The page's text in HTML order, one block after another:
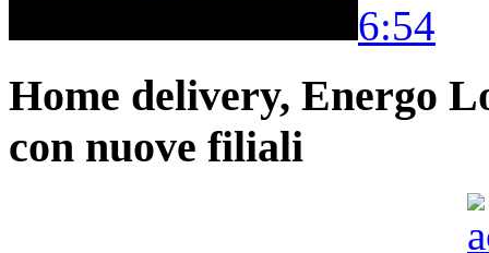
6:54
Home delivery, Energo
con nuove filiali